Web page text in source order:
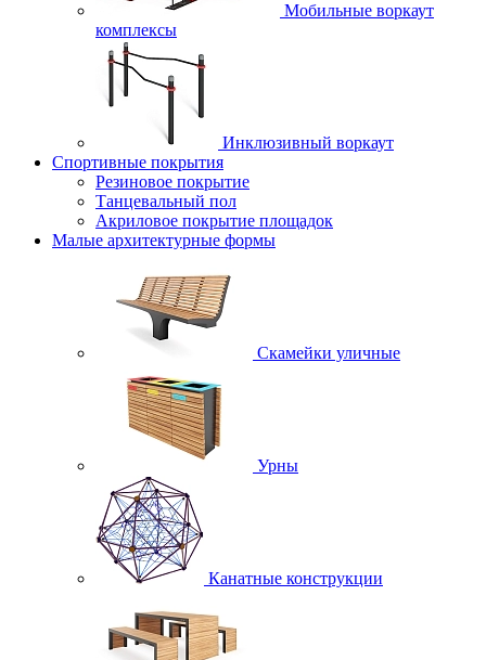
Мобильные воркаут
комплексы
Инклюзивный воркаут
Спортивные покрытия
Резиновое покрытие
Танцевальный пол
Акриловое покрытие площадок
Малые архитектурные формы
Скамейки уличные
Урны
Канатные конструкции